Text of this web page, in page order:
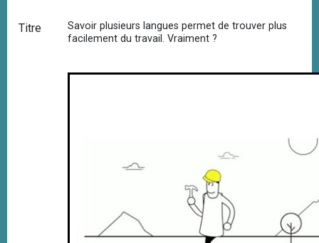
Titre
Savoir plusieurs langues permet de trouver plus
facilement du travail. Vraiment ?